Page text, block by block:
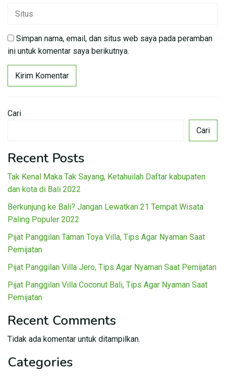
Simpan nama, email, dan situs web saya pada peramban
ini untuk komentar saya berikutnya.
Cari
Cari
Recent Posts
Tak Kenal Maka Tak Sayang, Ketahuilah Daftar kabupaten
dan kota di Bali 2022
Berkunjung ke Bali? Jangan Lewatkan 21 Tempat Wisata
Paling Populer 2022
Pijat Panggilan Taman Toya Villa, Tips Agar Nyaman Saat
Pemijatan
Pijat Panggilan Villa Jero, Tips Agar Nyaman Saat Pemijatan
Pijat Panggilan Villa Coconut Bali, Tips Agar Nyaman Saat
Pemijatan
Recent Comments
Tidak ada komentar untuk ditampilkan.
Categories